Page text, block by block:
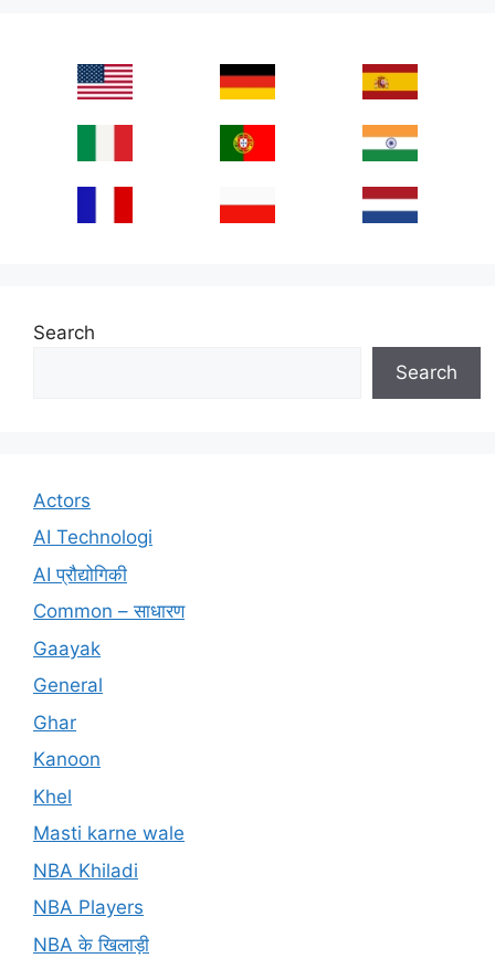
Search
Search
Actors
AI Technologi
AI प्रौद्योगिकी
Common – साधारण
Gaayak
General
Ghar
Kanoon
Khel
Masti karne wale
NBA Khiladi
NBA Players
NBA के खिलाड़ी